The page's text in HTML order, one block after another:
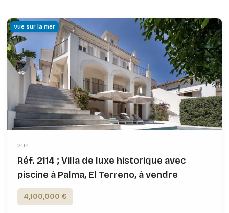
Vue sur la mer
2114
Réf. 2114 ; Villa de luxe historique avec
piscine à Palma, El Terreno, à vendre
4,100,000 €